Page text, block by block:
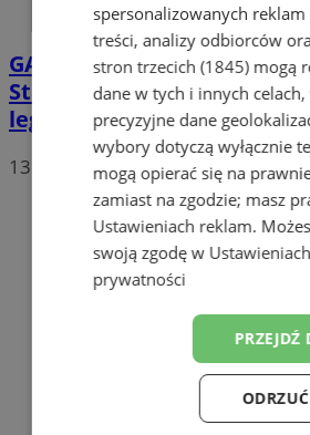
GALERIAMarcin Gortat
Stadionie Śląskim. 130
legendą NBA
13
spersonalizowanych
treści, analizy odbiorców
stron trzecich (1845)mogą
dane w tych i innych
precyzyjne dane
wybory dotyczą wyłącznie
mogą opierać się na
zamiast na zgodzie; masz
Ustawieniach reklam.
swoją zgodę w
prywatności